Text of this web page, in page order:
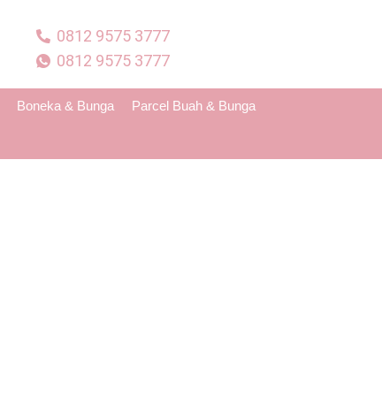
0812 9575 3777
0812 9575 3777
Boneka & Bunga Parcel Buah & Bunga